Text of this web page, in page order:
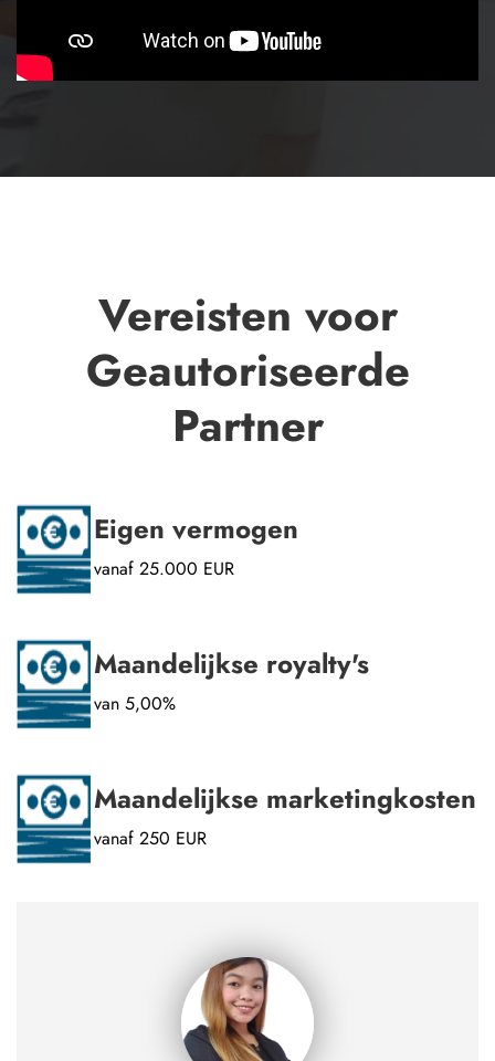
Vereisten voor
Geautoriseerde
Partner
Eigen vermogen
vanaf 25.000 EUR
Maandelijkse royalty's
van 5,00%
Maandelijkse marketingkosten
vanaf 250 EUR